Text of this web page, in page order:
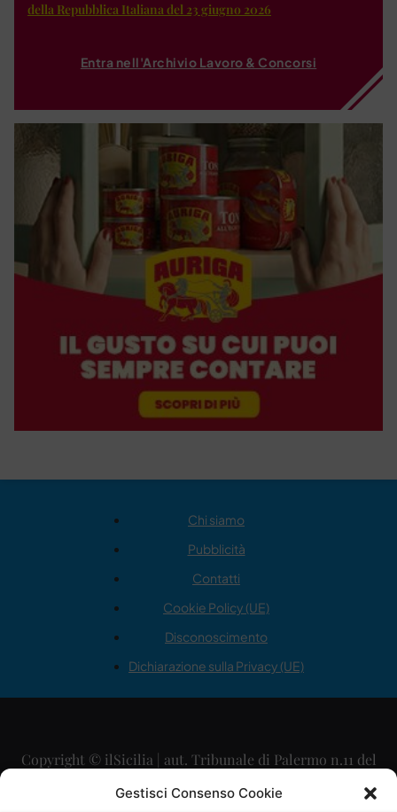
Gestisci Consenso Cookie
della Repubblica Italiana del 23 giugno 2026
Entra nell'Archivio Lavoro & Concorsi
Chi siamo
Pubblicità
Contatti
Cookie Policy (UE)
Disconoscimento
Dichiarazione sulla Privacy (UE)
Copyright © ilSicilia | aut. Tribunale di Palermo n.11 del
29/09/2015